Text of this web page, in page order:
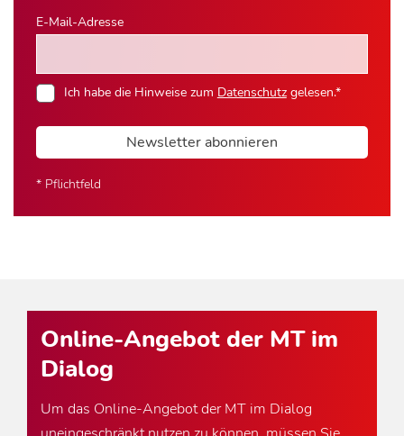
E-Mail-Adresse
Ich habe die Hinweise zum Datenschutzgelesen.*
Newsletter abonnieren
* Pflichtfeld
Online-Angebot der MT im
Dialog
Um das Online-Angebot der MT im Dialog